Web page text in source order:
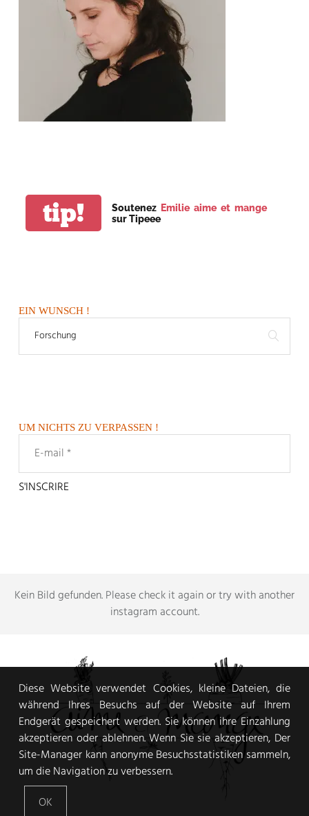
tip! Soutenez Emilie aime et mange
sur Tipeee
EIN WUNSCH !
UM NICHTS ZU VERPASSEN !
Kein Bild gefunden.Please check it again or try with another
instagram account.
Diese Website verwendet Cookies, kleine Dateien, die
während Ihres Besuchs auf der Website auf Ihrem
Endgerät gespeichert werden. Sie können ihre Einzahlung
akzeptieren oder ablehnen. Wenn Sie sie akzeptieren, Der
Site-Manager kann anonyme Besuchsstatistiken sammeln,
um die Navigation zu verbessern.
OK